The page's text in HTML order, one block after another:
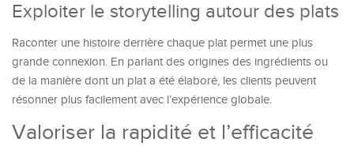
Exploiter le storytelling autour des plats
Raconter une histoire derrière chaque plat permet une plus
grande connexion. En parlant des origines des ingrédients ou
de la manière dont un plat a été élaboré, les clients peuvent
résonner plus facilement avec l’expérience globale.
Valoriser la rapidité et l’efficacité